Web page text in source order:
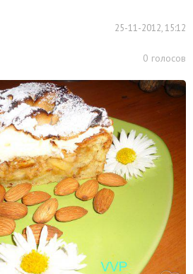
25-11-2012, 15:12
0 голосов